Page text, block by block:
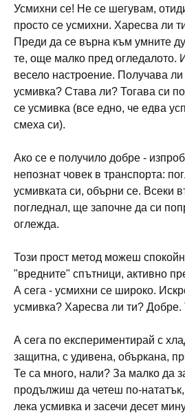
Усмихни се! Не се шегувам,
просто се усмихни. Харесва ли
Преди да се върна към умните
те, още малко пред огледалото.
весело настроение. Получава
усмивка? Става ли? Тогава си
се усмивка (все едно, че едва
смеха си).
Ако се е получило добре -
непознат човек в транспорта:
усмивката си, обърни се. Всеки
погледнал, ще започне да си
оглежда.
Този прост метод можеш
"вредните" спътници, активно
А сега - усмихни се широко.
усмивка? Харесва ли ти? Добре.
А сега по експериментирай с
защитна, с удивена, объркана,
Те са много, нали? За малко да
продължиш да четеш по-нататък,
лека усмивка и засечи десет